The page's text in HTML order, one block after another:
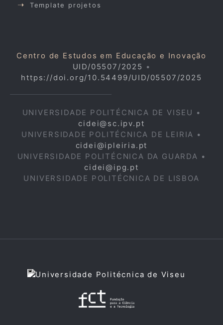
Template projetos
Centro de Estudos em Educação e Inovação
UID/05507/2025 •
https://doi.org/10.54499/UID/05507/2025
UNIVERSIDADE POLITÉCNICA DE VISEU •
cidei@sc.ipv.pt
UNIVERSIDADE POLITÉCNICA DE LEIRIA •
cidei@ipleiria.pt
UNIVERSIDADE POLITÉCNICA DA GUARDA •
cidei@ipg.pt
UNIVERSIDADE POLITÉCNICA DE LISBOA